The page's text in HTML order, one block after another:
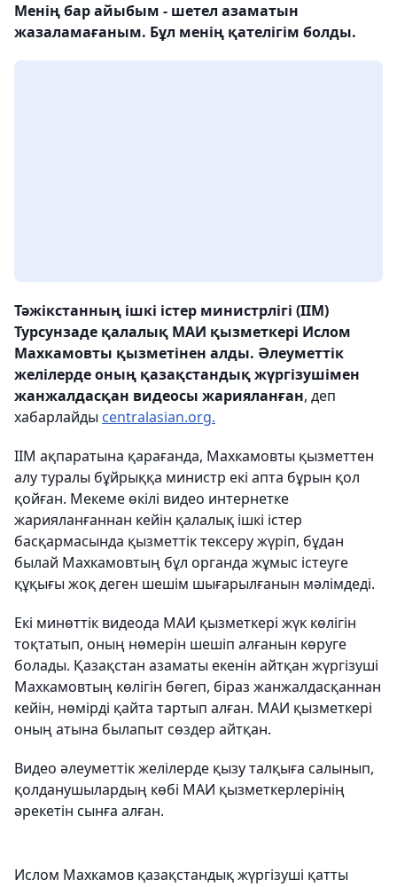
Менің бар айыбым - шетел азаматын
жазаламағаным. Бұл менің қателігім болды.
Тәжікстанның ішкі істер министрлігі (ІІМ)
Турсунзаде қалалық МАИ қызметкері Ислом
Махкамовты қызметінен алды. Әлеуметтік
желілерде оның қазақстандық жүргізушімен
жанжалдасқан видеосы жарияланған, деп
хабарлайды centralasian.org.
ІІМ ақпаратына қарағанда, Махкамовты қызметтен
алу туралы бұйрыққа министр екі апта бұрын қол
қойған. Мекеме өкілі видео интернетке
жарияланғаннан кейін қалалық ішкі істер
басқармасында қызметтік тексеру жүріп, бұдан
былай Махкамовтың бұл органда жұмыс істеуге
құқығы жоқ деген шешім шығарылғанын мәлімдеді.
Екі минөттік видеода МАИ қызметкері жүк көлігін
тоқтатып, оның нөмерін шешіп алғанын көруге
болады. Қазақстан азаматы екенін айтқан жүргізуші
Махкамовтың көлігін бөгеп, біраз жанжалдасқаннан
кейін, нөмірді қайта тартып алған. МАИ қызметкері
оның атына былапыт сөздер айтқан.
Видео әлеуметтік желілерде қызу талқыға салынып,
қолданушылардың көбі МАИ қызметкерлерінің
әрекетін сынға алған.
Ислом Махкамов қазақстандық жүргізуші қатты